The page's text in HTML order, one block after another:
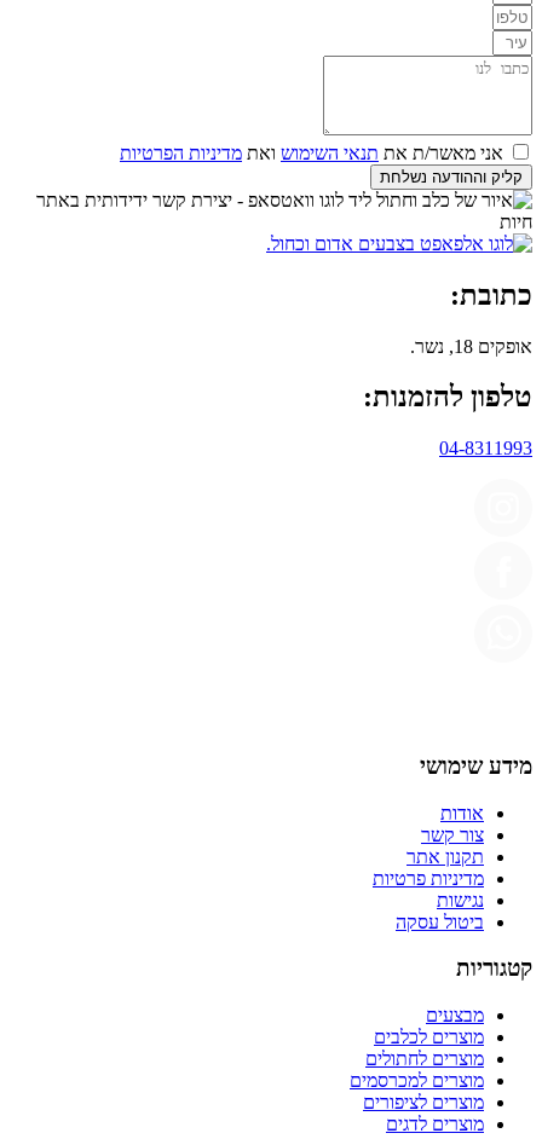
אני מאשר/ת את תנאי השימוש ואת מדיניות הפרטיות
קליק וההודעה נשלחת
כתובת:
אופקים 18, נשר.
טלפון להזמנות:
04-8311993
מידע שימושי
אודות
צור קשר
תקנון אתר
מדיניות פרטיות
נגישות
ביטול עסקה
קטגוריות
מבצעים
מוצרים לכלבים
מוצרים לחתולים
מוצרים למכרסמים
מוצרים לציפורים
מוצרים לדגים